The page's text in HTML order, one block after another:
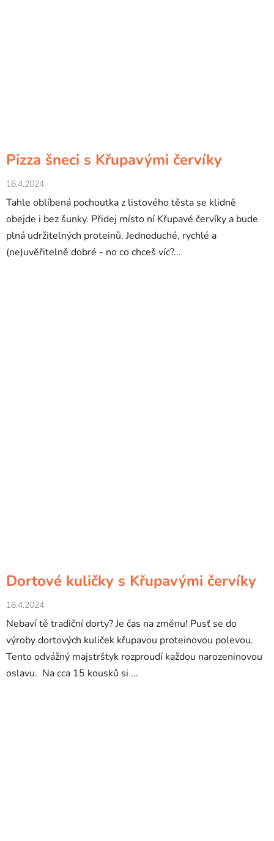
Pizza šneci s Křupavými červíky
16.4.2024
Tahle oblíbená pochoutka z listového těsta se klidně
obejde i bez šunky. Přidej místo ní Křupavé červíky a bude
plná udržitelných proteinů. Jednoduché, rychlé a
(ne)uvěřitelně dobré - no co chceš víc?...
Dortové kuličky s Křupavými červíky
16.4.2024
Nebaví tě tradiční dorty? Je čas na změnu! Pusť se do
výroby dortových kuliček křupavou proteinovou polevou.
Tento odvážný majstrštyk rozproudí každou narozeninovou
oslavu. Na cca 15 kousků si ...